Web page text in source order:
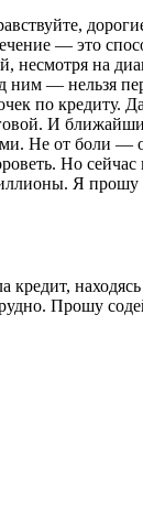
— это
несмотря на
ним — нельзя
по
И
Не от боли —
Но
Я
кредит,
Прошу